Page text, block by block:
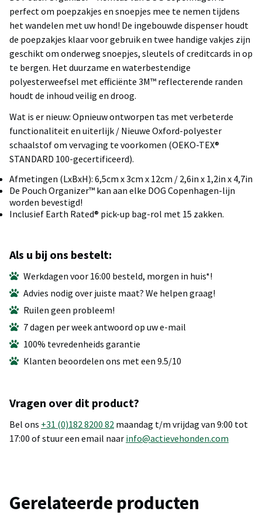
perfect om poepzakjes en snoepjes mee te nemen tijdens
het wandelen met uw hond! De ingebouwde dispenser houdt
de poepzakjes klaar voor gebruik en twee handige vakjes zijn
geschikt om onderweg snoepjes, sleutels of creditcards in op
te bergen. Het duurzame en waterbestendige
polyesterweefsel met efficiënte 3M™ reflecterende randen
houdt de inhoud veilig en droog.
Wat is er nieuw: Opnieuw ontworpen tas met verbeterde
functionaliteit en uiterlijk / Nieuwe Oxford-polyester
schaalstof om vervaging te voorkomen (OEKO-TEX®
STANDARD 100-gecertificeerd).
Afmetingen (LxBxH): 6,5cm x 3cm x 12cm / 2,6in x 1,2in x 4,7in
De Pouch Organizer™ kan aan elke DOG Copenhagen-lijn
worden bevestigd!
Inclusief Earth Rated® pick-up bag-rol met 15 zakken.
Als u bij ons bestelt:
Werkdagen voor 16:00 besteld, morgen in huis*!
Advies nodig over juiste maat? We helpen graag!
Ruilen geen probleem!
7 dagen per week antwoord op uw e-mail
100% tevredenheids garantie
Klanten beoordelen ons met een 9.5/10
Vragen over dit product?
Bel ons +31 (0)182 8200 82 maandag t/m vrijdag van 9:00 tot
17:00 of stuur een email naar info@actievehonden.com
Gerelateerde producten